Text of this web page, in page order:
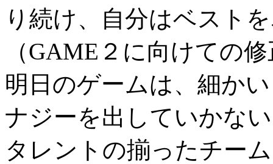
り続け、自分はベスト
（GAME２に向けての
明日のゲームは、細か
ナジーを出していかな
タレントの揃ったチー